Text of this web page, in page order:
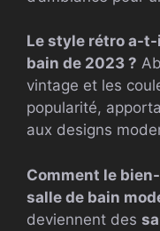
Le style rétro a-
bain de 2023 ?
vintage et les
popularité,
aux designs
Comment le
salle de bain
deviennent des